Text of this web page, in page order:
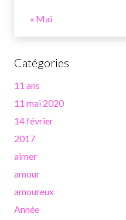
« Mai
Catégories
11 ans
11 mai 2020
14 février
2017
aimer
amour
amoureux
Année